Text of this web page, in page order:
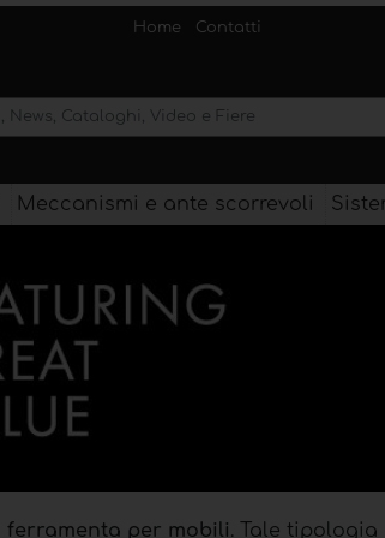
Home Contatti
Meccanismi e ante scorrevoli
ferramenta per mobili. Tale tipologia